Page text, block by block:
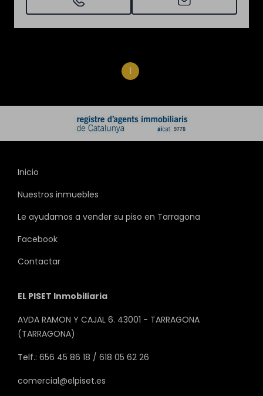
1
Inicio
Nuestros inmuebles
Le ayudamos a vender su piso en Tarragona
Facebook
Contactar
EL PISET Inmobiliaria
AVDA RAMON Y CAJAL 6. 43001 - TARRAGONA
(TARRAGONA)
Telf.: 656 45 86 18 / 618 05 62 26
comercial@elpiset.es